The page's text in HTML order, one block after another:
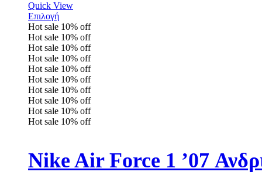
Quick View
Επιλογή
Hot sale 10% off
Hot sale 10% off
Hot sale 10% off
Hot sale 10% off
Hot sale 10% off
Hot sale 10% off
Hot sale 10% off
Hot sale 10% off
Hot sale 10% off
Hot sale 10% off
Nike Air Force 1 ’07